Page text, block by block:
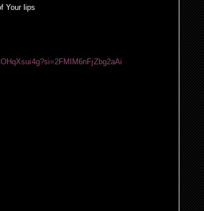
Your lips